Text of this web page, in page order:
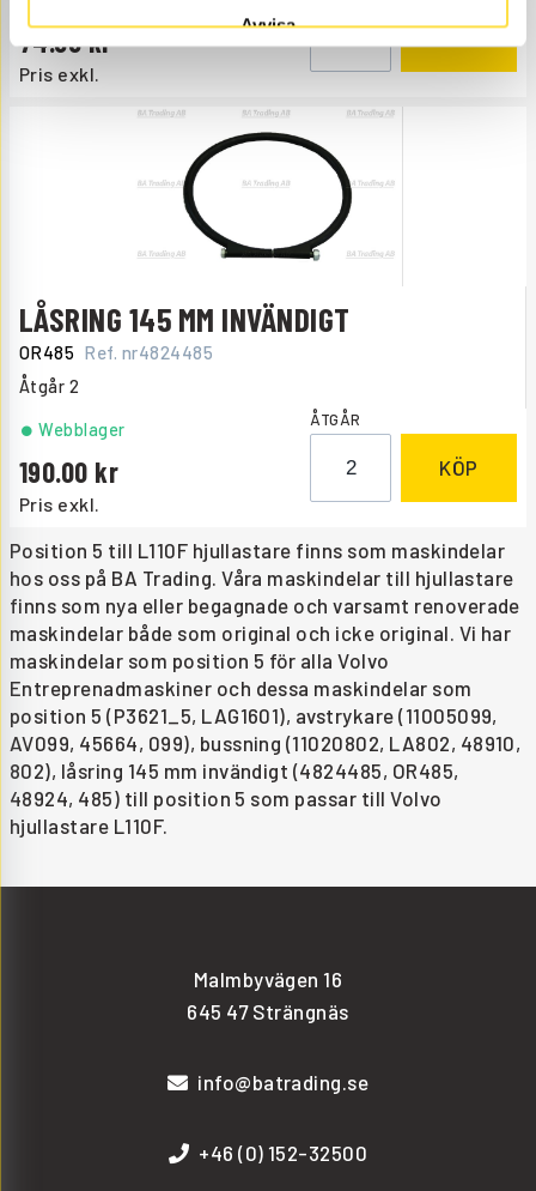
Avvisa
Pris exkl.
74.00 KÖP
LÅSRING 145 MM INVÄNDIGT
OR485 Ref. nr4824485
Åtgår 2
Pris exkl.
190.00
Webblager ÅTGÅR
KÖP
Position 5 till L110F hjullastare finns som maskindelar
hos oss på BA Trading. Våra maskindelar till hjullastare
finns som nya eller begagnade och varsamt renoverade
maskindelar både som original och icke original. Vi har
maskindelar som position 5 för alla Volvo
Entreprenadmaskiner och dessa maskindelar som
position 5 (P3621_5, LAG1601), avstrykare (11005099,
AV099, 45664, 099), bussning (11020802, LA802, 48910,
802), låsring 145 mm invändigt (4824485, OR485,
48924, 485) till position 5 som passar till Volvo
hjullastare L110F.
Malmbyvägen 16
645 47 Strängnäs
info@batrading.se
+46 (0) 152-32500